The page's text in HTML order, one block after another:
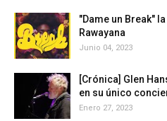
"Dame un Break"
Rawayana
Junio 04, 2023
[Crónica] Glen
en su único
Enero 27, 2023